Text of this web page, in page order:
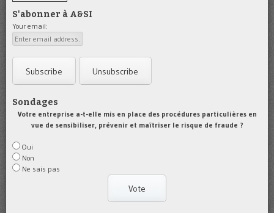
S'abonner à A&SI
Your email:
Sondages
Votre entreprise a-t-elle mis en place des procédures particulières en
vue de sensibiliser, prévenir et maîtriser le risque de fraude ?
Oui
Non
Ne sais pas